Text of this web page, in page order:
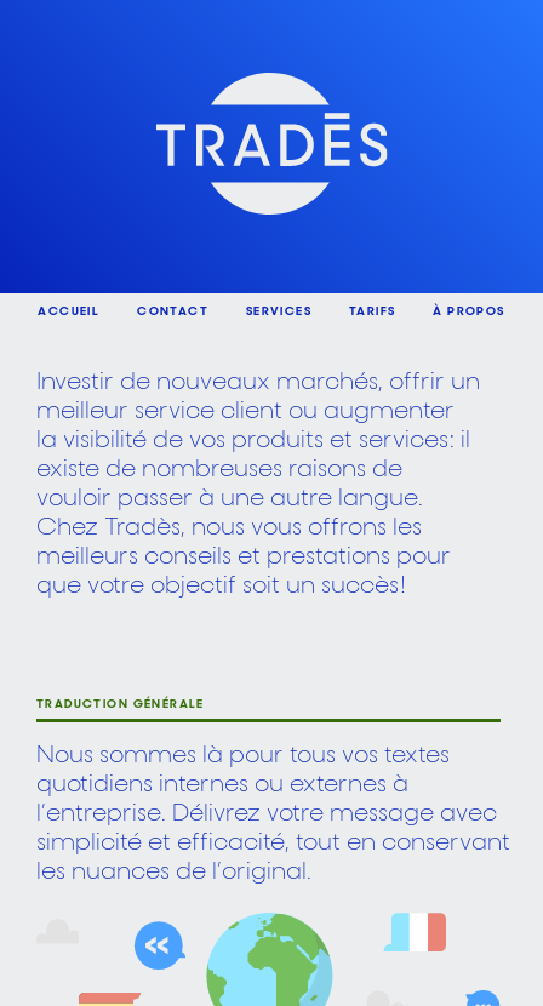
ACCUEIL CONTACT SERVICES TARIFS À PROPOS
Investir de nouveaux marchés, offrir un
meilleur service client ou augmenter
la visibilité de vos produits et services : il
existe de nombreuses raisons de
vouloir passer à une autre langue.
Chez Tradès, nous vous offrons les
meilleurs conseils et prestations pour
que votre objectif soit un succès !
TRADUCTION GÉNÉRALE
Nous sommes là pour tous vos textes
quotidiens internes ou externes à
l’entreprise. Délivrez votre message avec
simplicité et efficacité, tout en conservant
les nuances de l’original.